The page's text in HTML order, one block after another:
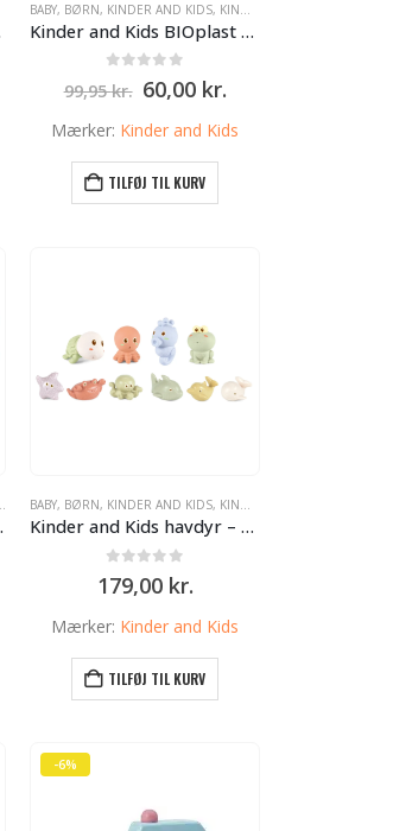
BABY, BØRN, KINDER AND KIDS, KINDER AND KIDS
Kinder and Kids BIOplast stabletårn, Raket
99,95kr. Den
oprindelige
pris
99,95 kr..
60,00 kr.Den
pris
Mærker: Kinder and Kids
TILFØJ TIL KURV
LEGETØJ
med leg
BABY, BØRN, KINDER AND KIDS, KINDER AND KIDS
Kinder and Kids havdyr – sjovt og udviklende badelegetøj
179,00 kr.
Mærker: Kinder and Kids
TILFØJ TIL KURV
-6%